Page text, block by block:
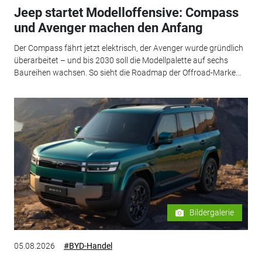
Jeep startet Modelloffensive: Compass
und Avenger machen den Anfang
Der Compass fährt jetzt elektrisch, der Avenger wurde gründlich
überarbeitet – und bis 2030 soll die Modellpalette auf sechs
Baureihen wachsen. So sieht die Roadmap der Offroad-Marke...
Bildergalerie
05.08.2026 #BYD-Handel